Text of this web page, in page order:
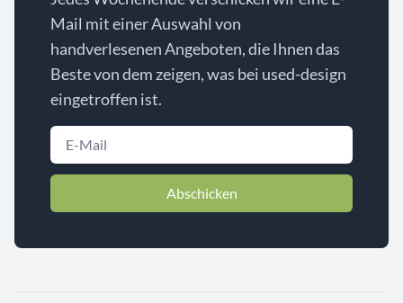
Mail mit einer Auswahl von
handverlesenen Angeboten, die Ihnen das
Beste von dem zeigen, was bei used-design
eingetroffen ist.
Abschicken